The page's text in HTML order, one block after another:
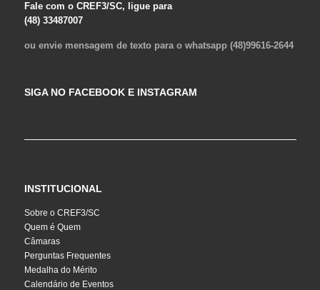
Fale com o CREF3/SC, ligue para
(48) 33487007
ou envie mensagem de texto para o whatsapp (48)99616-2644
SIGA NO FACEBOOK E INSTAGRAM
INSTITUCIONAL
Sobre o CREF3/SC
Quem é Quem
Câmaras
Perguntas Frequentes
Medalha do Mérito
Calendário de Eventos